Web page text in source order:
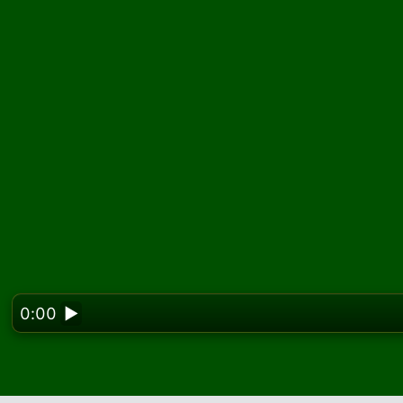
0:00 ▶